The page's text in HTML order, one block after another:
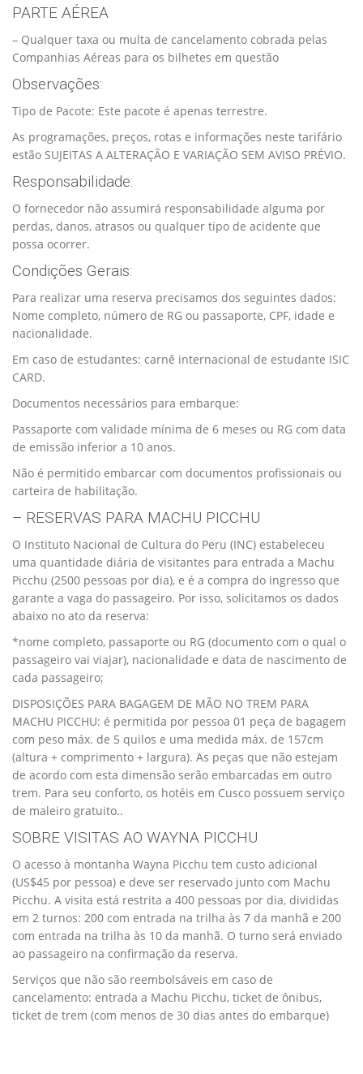
PARTE AÉREA
– Qualquer taxa ou multa de cancelamento cobrada pelas
Companhias Aéreas para os bilhetes em questão
Observações:
Tipo de Pacote: Este pacote é apenas terrestre.
As programações, preços, rotas e informações neste tarifário
estão SUJEITAS A ALTERAÇÃO E VARIAÇÃO SEM AVISO PRÉVIO.
Responsabilidade:
O fornecedor não assumirá responsabilidade alguma por
perdas, danos, atrasos ou qualquer tipo de acidente que
possa ocorrer.
Condições Gerais:
Para realizar uma reserva precisamos dos seguintes dados:
Nome completo, número de RG ou passaporte, CPF, idade e
nacionalidade.
Em caso de estudantes: carnê internacional de estudante ISIC
CARD.
Documentos necessários para embarque:
Passaporte com validade mínima de 6 meses ou RG com data
de emissão inferior a 10 anos.
Não é permitido embarcar com documentos profissionais ou
carteira de habilitação.
– RESERVAS PARA MACHU PICCHU
O Instituto Nacional de Cultura do Peru (INC) estabeleceu
uma quantidade diária de visitantes para entrada a Machu
Picchu (2500 pessoas por dia), e é a compra do ingresso que
garante a vaga do passageiro. Por isso, solicitamos os dados
abaixo no ato da reserva:
*nome completo, passaporte ou RG (documento com o qual o
passageiro vai viajar), nacionalidade e data de nascimento de
cada passageiro;
DISPOSIÇÕES PARA BAGAGEM DE MÃO NO TREM PARA
MACHU PICCHU: é permitida por pessoa 01 peça de bagagem
com peso máx. de 5 quilos e uma medida máx. de 157cm
(altura + comprimento + largura). As peças que não estejam
de acordo com esta dimensão serão embarcadas em outro
trem. Para seu conforto, os hotéis em Cusco possuem serviço
de maleiro gratuito..
SOBRE VISITAS AO WAYNA PICCHU
O acesso à montanha Wayna Picchu tem custo adicional
(US$45 por pessoa) e deve ser reservado junto com Machu
Picchu. A visita está restrita a 400 pessoas por dia, divididas
em 2 turnos: 200 com entrada na trilha às 7 da manhã e 200
com entrada na trilha às 10 da manhã. O turno será enviado
ao passageiro na confirmação da reserva.
Serviços que não são reembolsáveis em caso de
cancelamento: entrada a Machu Picchu, ticket de ônibus,
ticket de trem (com menos de 30 dias antes do embarque)